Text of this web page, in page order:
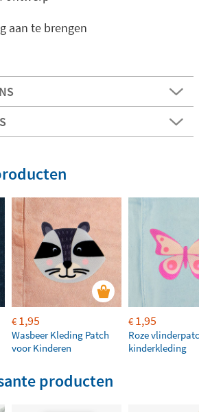
aan te brengen
€1,95
Wasbeer Kleding Patch
voor Kinderen
€1,95
Roze
kinderkleding
producten